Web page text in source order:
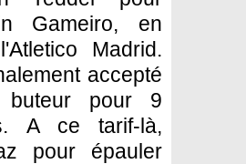
Gameiro, en
Madrid.
accepté
pour 9
A ce tarif-là,
pour épauler